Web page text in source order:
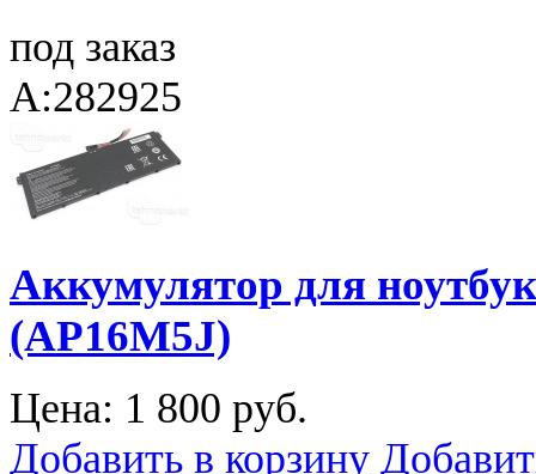
под заказ
A:282925
Аккумулятор для
(AP16M5J)
Цена: 1 800 руб.
Добавить в корзину